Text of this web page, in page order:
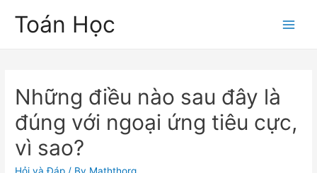
Toán Học
Những điều nào sau đây là
đúng với ngoại ứng tiêu cực,
vì sao?